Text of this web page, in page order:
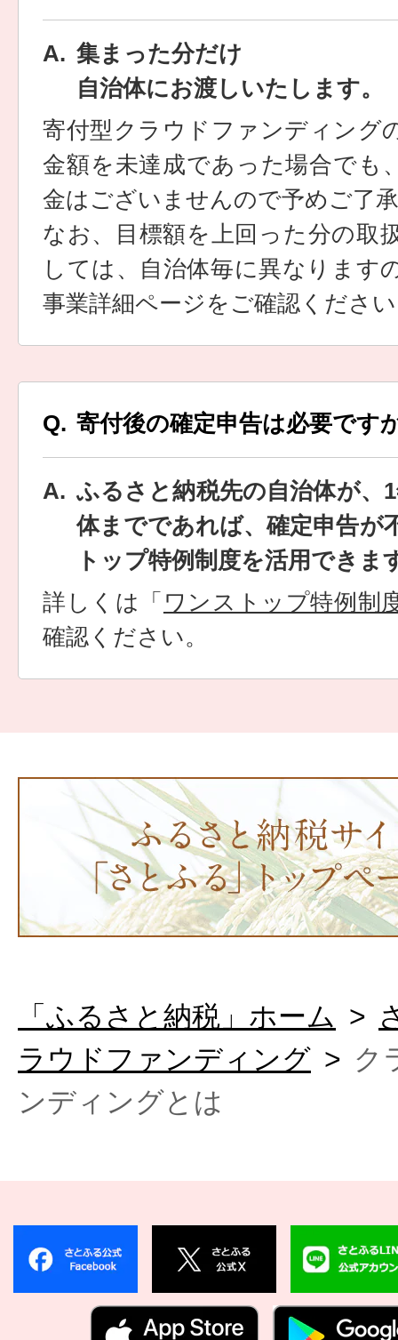
集まった分だけ
自治体にお渡しいたします。
寄付型クラウドファンディング
金額を未達成であった場合でも
金はございませんので予めご了
なお、目標額を上回った分の取
しては、自治体毎に異なります
事業詳細ページをご確認くださ
寄付後の確定申告は必要です
ふるさと納税先の自治体が、
体までであれば、確定申告が
トップ特例制度を活用できま
詳しくは「 ワンストップ特例制
確認ください。
「ふるさと納税」ホーム
ラウドファンディング
ク
ンディングとは